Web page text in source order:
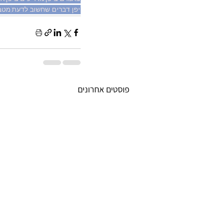
יפן דברים שחשוב לדעת
פוסטים אחרונים